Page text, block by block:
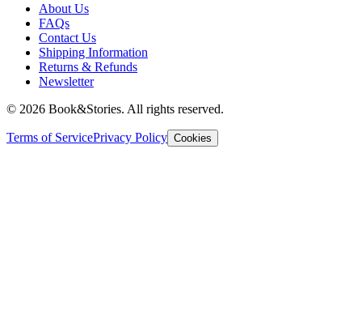
About Us
FAQs
Contact Us
Shipping Information
Returns & Refunds
Newsletter
© 2026 Book&Stories. All rights reserved.
Terms of ServicePrivacy Policy Cookies